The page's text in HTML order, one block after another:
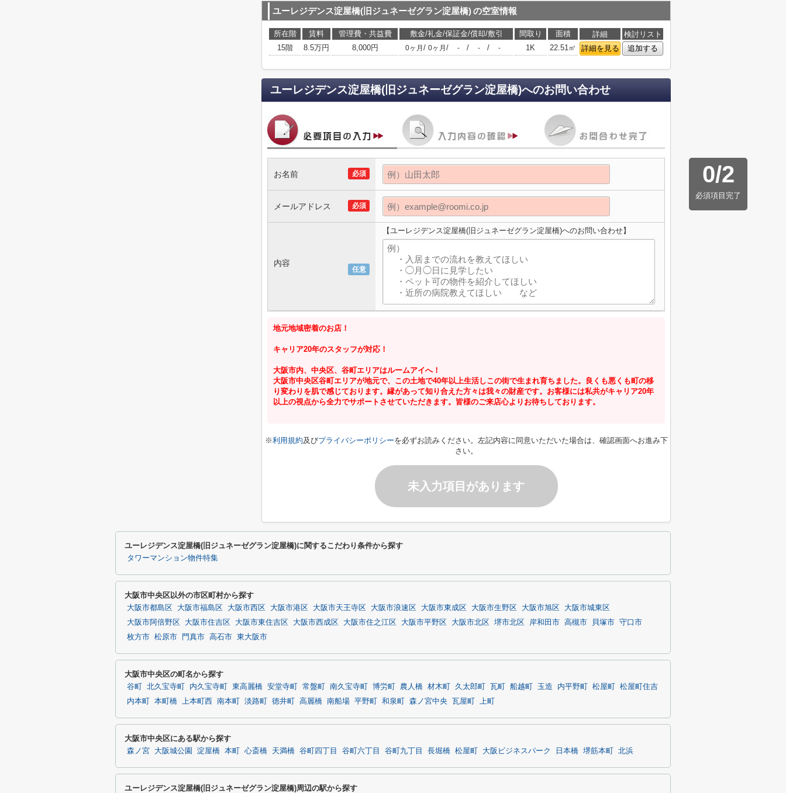
ユーレジデンス淀屋橋(旧ジュネーゼグラン淀屋橋)の空室情報
所在階 賃料 管理費・共益費 敷金/礼金/保証金/償却/敷引 間取り 面積 詳細
検討リスト
15階
8.5万円 8,000円 0ヶ月 / 0ヶ月 / - / - / - 1K 22.51㎡ 詳細を見る 追加する
ユーレジデンス淀屋橋(旧ジュネーゼグラン淀屋橋)へのお問い合わせ
0/2
必須項目完了
必須
お名前
必須
メールアドレス
任意
内容
【ユーレジデンス淀屋橋(旧ジュネーゼグラン淀屋橋)へのお問い合わせ】
地元地域密着のお店！
キャリア20年のスタッフが対応！
大阪市内、中央区、谷町エリアはルームアイへ！
大阪市中央区谷町エリアが地元で、この土地で40年以上生活しこの街で生まれ育ちました。良くも悪くも町の移
り変わりを肌で感じております。縁があって知り合えた方々は我々の財産です。お客様には私共がキャリア20年
以上の視点から全力でサポートさせていただきます。皆様のご来店心よりお待ちしております。
※利用規約及びプライバシーポリシーを必ずお読みください。左記内容に同意いただいた場合は、確認画面へお進み下
さい。
未入力項目があります
ユーレジデンス淀屋橋(旧ジュネーゼグラン淀屋橋)に関するこだわり条件から探す
タワーマンション物件特集
大阪市中央区以外の市区町村から探す
大阪市都島区 大阪市福島区 大阪市西区 大阪市港区 大阪市天王寺区 大阪市浪速区 大阪市東成区 大阪市生野区 大阪市旭区
大阪市城東区
大阪市阿倍野区
大阪市住吉区 大阪市東住吉区 大阪市西成区 大阪市住之江区 大阪市平野区 大阪市北区 堺市北区 岸和田市 高槻市 貝塚市 守口市
枚方市 松原市 門真市 高石市 東大阪市
大阪市中央区の町名から探す
谷町 北久宝寺町 内久宝寺町 東高麗橋 安堂寺町 常盤町 南久宝寺町 博労町 農人橋 材木町 久太郎町 瓦町 船越町 玉造 内平野町 松屋町
松屋町住吉
内本町
本町橋 上本町西 南本町 淡路町 徳井町 高麗橋 南船場 平野町 和泉町 森ノ宮中央 瓦屋町 上町
大阪市中央区にある駅から探す
森ノ宮 大阪城公園 淀屋橋 本町 心斎橋 天満橋 谷町四丁目 谷町六丁目 谷町九丁目 長堀橋 松屋町 大阪ビジネスパーク 日本橋 堺筋本町 北浜
ユーレジデンス淀屋橋(旧ジュネーゼグラン淀屋橋)周辺の駅から探す